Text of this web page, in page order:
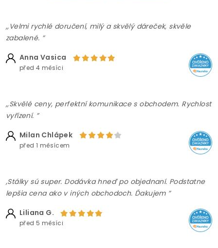
,,Velmi rychlé doručení, milý a skvělý dáreček, skvěle
zabalené. ”
Anna Vasica
před 4 měsíci
,,Skvělé ceny, perfektní komunikace s obchodem. Rychlost
vyřízení. ”
Milan Chlápek
před 1 měsícem
,Stálky sú super. Dodávka hneď po objednaní. Podstatne
lepšia cena ako v iných obchodoch. Ďakujem ”
Liliana G.
před 5 měsíci